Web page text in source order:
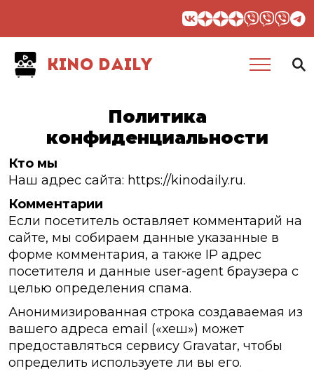
KINO DAILY
Политика
конфиденциальности
Кто мы
Наш адрес сайта: https://kinodaily.ru.
Комментарии
Если посетитель оставляет комментарий на
сайте, мы собираем данные указанные в
форме комментария, а также IP адрес
посетителя и данные user-agent браузера с
целью определения спама.
Анонимизированная строка создаваемая из
вашего адреса email («хеш») может
предоставляться сервису Gravatar, чтобы
определить используете ли вы его.